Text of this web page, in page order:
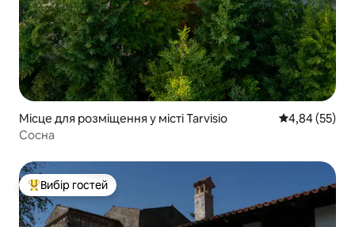
Місце для розміщення у місті Tarvisio Середня
4,84 (55)
Сосна
Топ вибір гостей
Вибір гостей